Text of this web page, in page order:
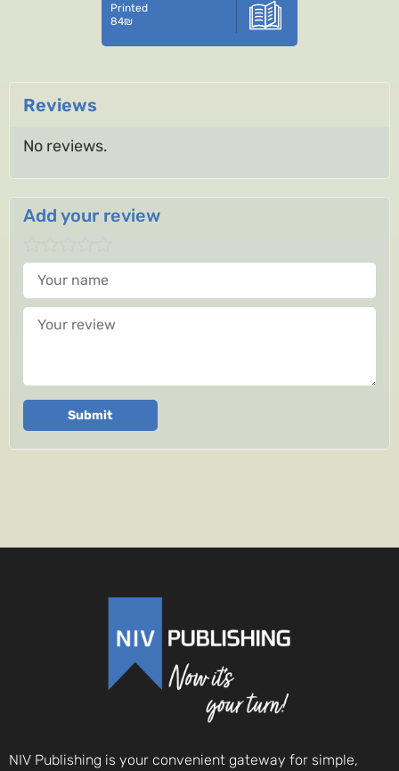
Printed
84₪
Reviews
No reviews.
Add your review
Your name
Your review
Submit
NIV Publishing is your convenient gateway for simple,